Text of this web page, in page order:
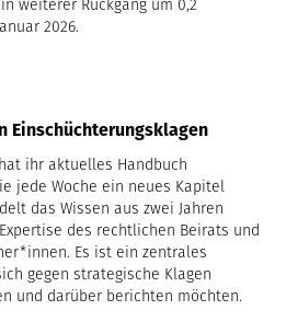
weiterer Rückgang um 0,2
2026.
Einschüchterungsklagen
ihr aktuelles Handbuch
jede Woche ein neues Kapitel
das Wissen aus zwei Jahren
des rechtlichen Beirats und
Es ist ein zentrales
gegen strategische Klagen
und darüber berichten möchten.